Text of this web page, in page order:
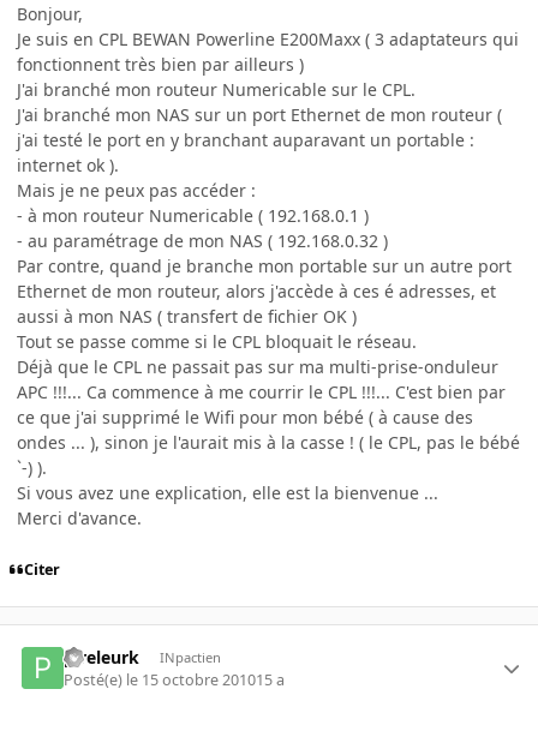
Bonjour,
Je suis en CPL BEWAN Powerline E200Maxx ( 3 adaptateurs qui
fonctionnent très bien par ailleurs )
J'ai branché mon routeur Numericable sur le CPL.
J'ai branché mon NAS sur un port Ethernet de mon routeur (
j'ai testé le port en y branchant auparavant un portable :
internet ok ).
Mais je ne peux pas accéder :
- à mon routeur Numericable ( 192.168.0.1 )
- au paramétrage de mon NAS ( 192.168.0.32 )
Par contre, quand je branche mon portable sur un autre port
Ethernet de mon routeur, alors j'accède à ces é adresses, et
aussi à mon NAS ( transfert de fichier OK )
Tout se passe comme si le CPL bloquait le réseau.
Déjà que le CPL ne passait pas sur ma multi-prise-onduleur
APC !!!... Ca commence à me courrir le CPL !!!... C'est bien par
ce que j'ai supprimé le Wifi pour mon bébé ( à cause des
ondes ... ), sinon je l'aurait mis à la casse ! ( le CPL, pas le bébé
`-) ).
Si vous avez une explication, elle est la bienvenue ...
Merci d'avance.
Citer
pireleurk INpactien
Posté(e) le 15 octobre 201015 a